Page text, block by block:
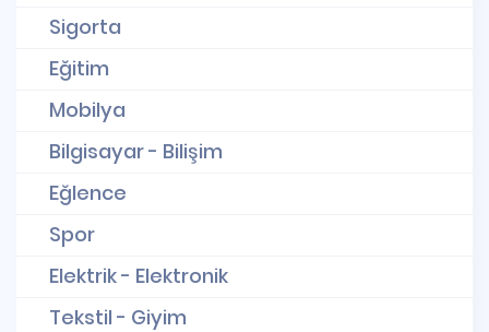
Sigorta
Eğitim
Mobilya
Bilgisayar - Bilişim
Eğlence
Spor
Elektrik - Elektronik
Tekstil - Giyim